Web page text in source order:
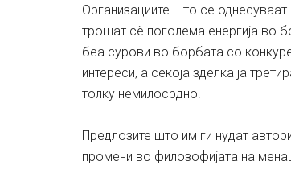
Организациите што се однесуваат
трошат сè поголема енергија во
беа сурови во борбата со
интереси, а секоја зделка ја
толку немилосрдно.
Предлозите што им ги нудат
промени во филозофијата на